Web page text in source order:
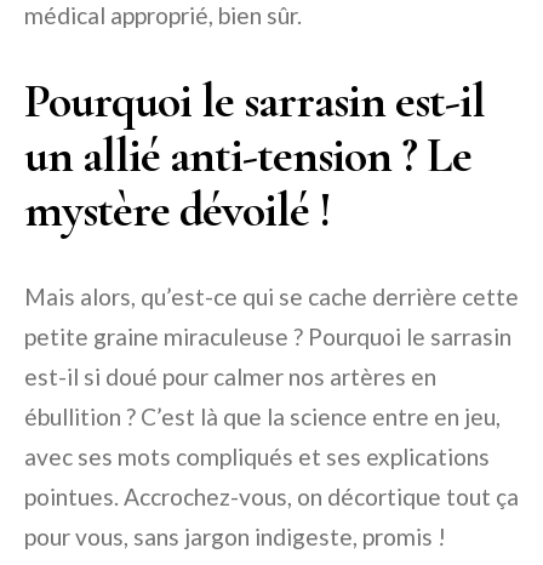
médical approprié, bien sûr.
Pourquoi le sarrasin est-il
un allié anti-tension ? Le
mystère dévoilé !
Mais alors, qu’est-ce qui se cache derrière cette
petite graine miraculeuse ? Pourquoi le sarrasin
est-il si doué pour calmer nos artères en
ébullition ? C’est là que la science entre en jeu,
avec ses mots compliqués et ses explications
pointues. Accrochez-vous, on décortique tout ça
pour vous, sans jargon indigeste, promis !